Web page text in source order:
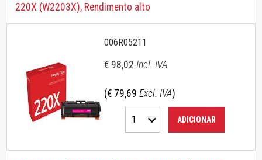
220X (W2203X), Rendimento alto
006R05211
€ 98,02 Incl. IVA
(€ 79,69 Excl. IVA)
1 ADICIONAR